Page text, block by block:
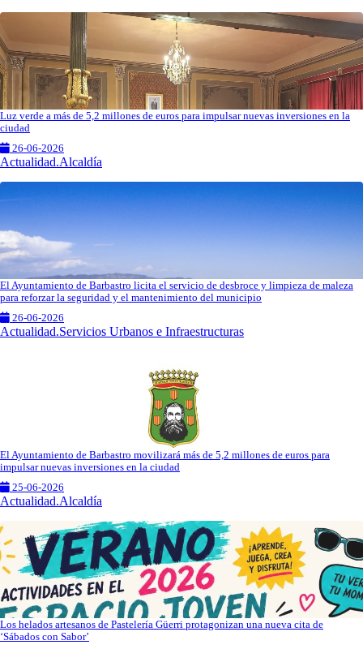
Luz verde a más de 5,2 millones de euros para impulsar nuevas inversiones en la
ciudad
26-06-2026
Actualidad.Alcaldía
El Ayuntamiento de Barbastro licita el servicio de desbroce y limpieza de maleza
para reforzar la seguridad y el mantenimiento del municipio
26-06-2026
Actualidad.Servicios Urbanos e Infraestructuras
El Ayuntamiento de Barbastro movilizará más de 5,2 millones de euros para
impulsar nuevas inversiones en la ciudad
25-06-2026
Actualidad.Alcaldía
Los helados artesanos de Pastelería Güerri protagonizan una nueva cita de
‘Sábados con Sabor’